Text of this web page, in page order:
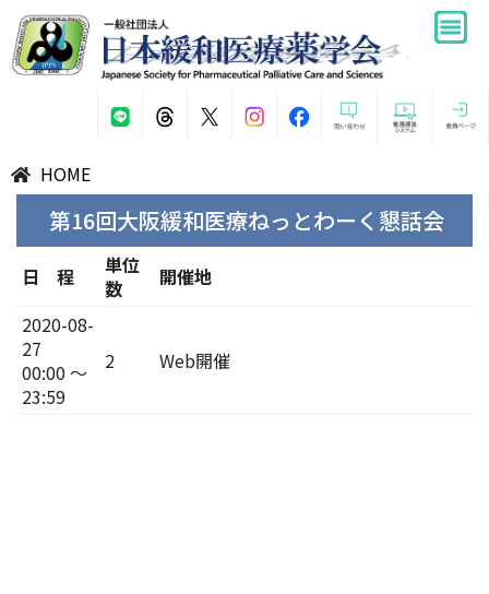
HOME
第16回大阪緩和医療ねっとわーく懇話会
日 程
単位
数
開催地
2020-08-
27
00:00 ～
23:59
2 Web開催